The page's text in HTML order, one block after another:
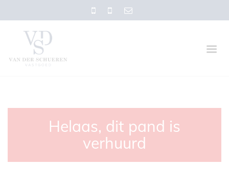
Helaas, dit pand is
verhuurd